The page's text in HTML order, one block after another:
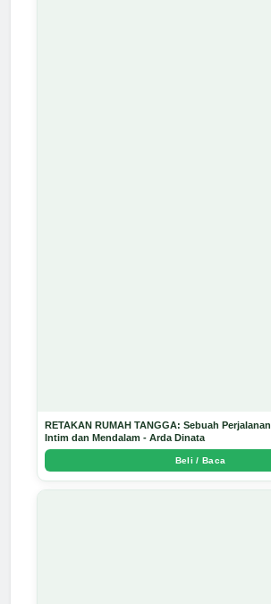
RETAKAN RUMAH TANGGA: Sebuah
Intim dan Mendalam - Arda Dinata
Beli / Baca